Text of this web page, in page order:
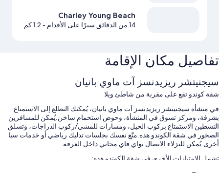
Charley Young Beach
14 من الدقائق سيرًا على الأقدام - 1.2 كم
تفاصيل مكان الإقامة
سيجنيتشر ريزيدنسز آت ماوي بانيان
شقة كوندو تقع على مقربة من شاطئ ويلا
في منشأة سيجنيتشر ريزيدنسز آت ماوي بانيان، يُمكنك التطلع إلى الاستمتاع
بشرفة، ومركز تسوق في المنشأة، وحوض استحمام ساخن.يُمكن للمسافرين
النشطين الاستمتاع بركوب الخيل، ومسارات للمشي/ركوب الدراجات، وتسلق
الصخور في شقة الكوندو هذه.متّع نفسك بجلسات تدليك رياضي أو خدمات سبا
أخرى.يُمكن للنزلاء الاتصال بواي فاي مجاني داخل الغرفة.
تشمل الامتيازات الأخرى في شقة الكوندو هذه: